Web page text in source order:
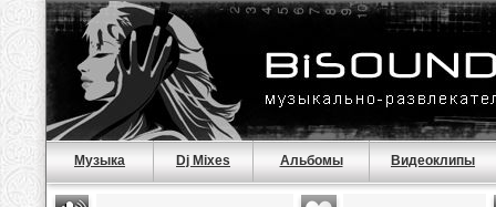
Музыка Dj Mixes Альбомы Видеоклипы